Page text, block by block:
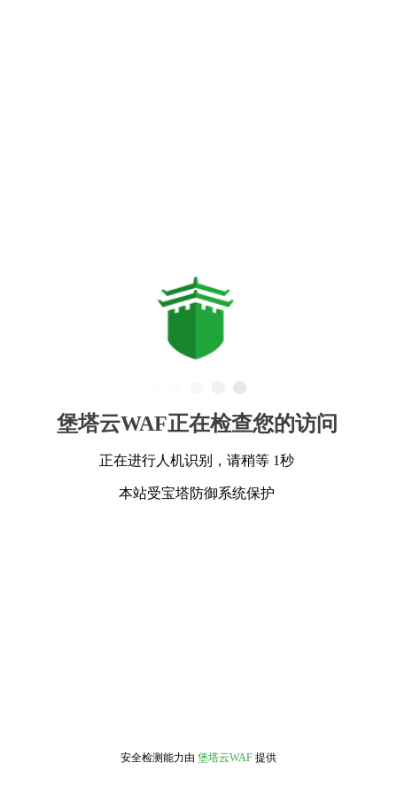
堡塔云WAF正在检查您的访问
正在进行人机识别，请稍等 1秒
本站受宝塔防御系统保护
安全检测能力由 堡塔云WAF 提供